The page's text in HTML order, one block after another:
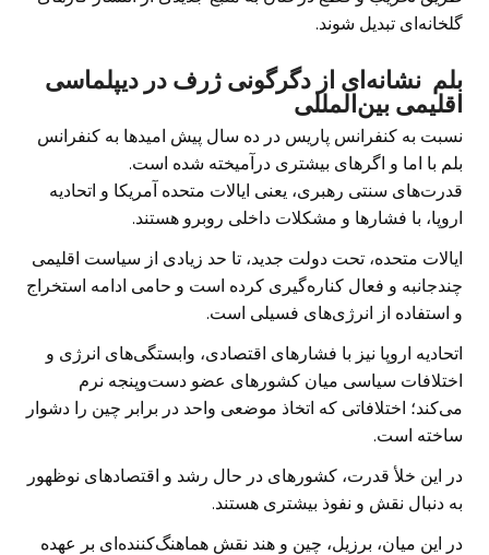
گلخانه‌ای تبدیل شوند.
بلم نشانه‌ای از دگرگونی ژرف در دیپلماسی
اقلیمی بین‌المللی
نسبت به کنفرانس پاریس در ده سال پیش امیدها به کنفرانس
بلم با اما و اگرهای بیشتری درآمیخته شده است.
قدرت‌های سنتی رهبری، یعنی ایالات متحده آمریکا و اتحادیه
اروپا، با فشارها و مشکلات داخلی روبرو هستند.
ایالات متحده، تحت دولت جدید، تا حد زیادی از سیاست اقلیمی
چندجانبه و فعال کناره‌گیری کرده است و حامی ادامه استخراج
و استفاده از انرژی‌های فسیلی است.
اتحادیه اروپا نیز با فشارهای اقتصادی، وابستگی‌های انرژی و
اختلافات سیاسی میان کشورهای عضو دست‌وپنجه نرم
می‌کند؛ اختلافاتی که اتخاذ موضعی واحد در برابر چین را دشوار
ساخته است.
در این خلأ قدرت، کشورهای در حال رشد و اقتصادهای نوظهور
به دنبال نقش و نفوذ بیشتری هستند.
در این میان، برزیل، چین و هند نقش هماهنگ‌کننده‌ای بر عهده